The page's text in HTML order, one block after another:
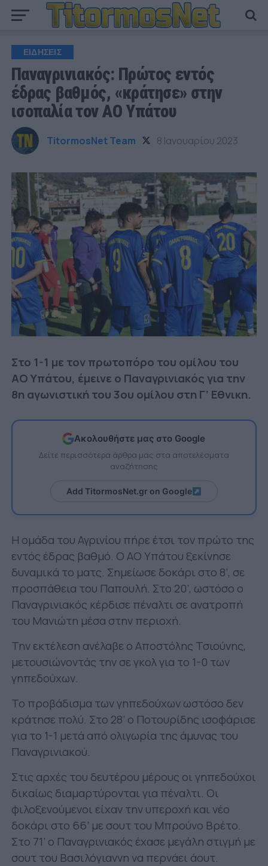
ΕΙΔΗΣΕΙΣ
Παναγρινιακός: Πρώτος εντός
έδρας βαθμός, «κράτησε» στην
ισοπαλία τον ΑΟ Υπάτου
TitormosNet Team 8 Ιανουαρίου 2023
Στο 1-1 με τον πρωτοπόρο του ομίλου του
ΑΟ Υπάτου, έμεινε ο Παναγρινιακός για την
8η αγωνιστική του 3ου ομίλου στη Γ’ Εθνικη.
Ακολουθήστε μας στο Google
Δείτε περισσότερα άρθρα μας στα αποτελέσματα
αναζήτησης
Add TitormosNet.gr on Google
Η ομάδα του Αγρινίου πήρε έτσι τον πρώτο της
εντός έδρας βαθμό. Ο ΑΟ Υπάτου ξεκίνησε
δυναμικά το ματς. Σημείωσε δοκάρι στο 8’, σε
προσπάθεια του Παπουλή. Στο 20’, ωστόσο ο
Παναγρινιακός κέρδισε πέναλτι σε ανατροπή
του Μανιώτη μέσα στην περιοχή.
Την εκτέλεση ανέλαβε ο Αποστόλης Τσιούνης,
μετουσιώνοντάς την σε γκολ για το 1-0 των
γηπεδούχων.
Το προβάδισμα των γηπεδούχων ωστόσο δεν
κράτησε πολύ. Στο 28’ ο Ποτουρίδης ισοφάρισε
για το 1-1 μετά από ολιγωρία της άμυνας του
Παναγρινιακού.
Στις αρχές του δευτέρου μέρους οι γηπεδούχοι
δικαίως διαμαρτύρονται για πέναλτι. Οι
φιλοξενούμενοι είχαν την υπεροχή και νέο
δοκάρι στο 66’ με σουτ του Μπρούνο Βρέτο.
Στο 71’ ο Παναγρινιακός έχασε μεγάλη στιγμή με
σουτ του Βασιλόγιαννη να περνάει άουτ.